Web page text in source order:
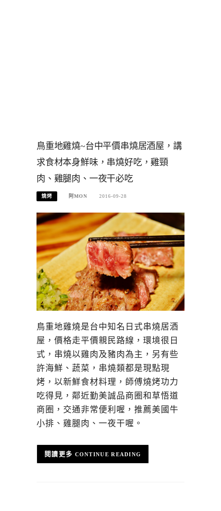
鳥重地雞燒~台中平價串燒居酒屋，講
求食材本身鮮味，串燒好吃，雞頸
肉、雞腿肉、一夜干必吃
燒烤 阿MON 2016-09-28
鳥重地雞燒是台中知名日式串燒居酒
屋，價格走平價親民路線，環境很日
式，串燒以雞肉及豬肉為主，另有些
許海鮮、蔬菜，串燒類都是現點現
烤，以新鮮食材料理，師傅燒烤功力
吃得見，鄰近勤美誠品商圈和草悟道
商圈，交通非常便利喔，推薦美國牛
小排、雞腿肉、一夜干喔。
CONTINUE READING